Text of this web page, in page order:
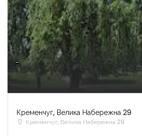
-
Кременчуг, Велика Набережна 29
Кременчуг, Велика Набережна 29